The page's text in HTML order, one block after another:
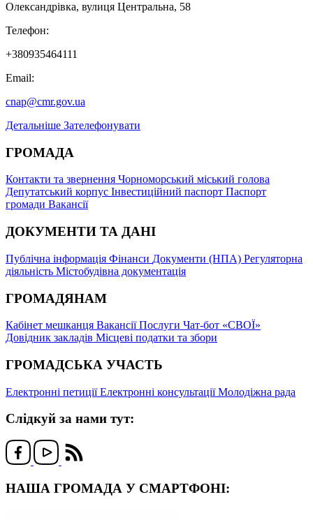
Олександрівка, вулиця Центральна, 58
Телефон:
+380935464111
Email:
cnap@cmr.gov.ua
Детальніше Зателефонувати
ГРОМАДА
Контакти та звернення Чорноморський міський голова
Депутатський корпус Інвестиційний паспорт Паспорт
громади Вакансії
ДОКУМЕНТИ ТА ДАНІ
Публічна інформація Фінанси Документи (НПА) Регуляторна
діяльність Містобудівна документація
ГРОМАДЯНАМ
Кабінет мешканця ВакансіїПослуги Чат-бот «СВОЇ»
Довідник закладів Місцеві податки та збори
ГРОМАДСЬКА УЧАСТЬ
Електронні петиціїЕлектронні консультаціїМолодіжна рада
Слідкуй за нами тут:
НАША ГРОМАДА У СМАРТФОНІ: